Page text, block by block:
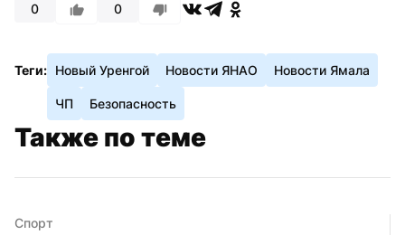
0 0
Теги: Новый Уренгой Новости ЯНАО Новости Ямала
ЧП Безопасность
Также по теме
Спорт